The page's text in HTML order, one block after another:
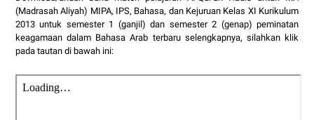
(Madrasah Aliyah) MIPA, IPS, Bahasa, dan Kejuruan Kelas XI Kurikulum
2013 untuk semester 1 (ganjil) dan semester 2 (genap) peminatan
keagamaan dalam Bahasa Arab terbaru selengkapnya, silahkan klik
pada tautan di bawah ini: